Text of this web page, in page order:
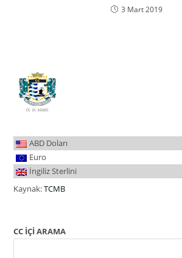
3 Mart 2019
ABD Doları
Euro
İngiliz Sterlini
Kaynak:TCMB
CC İÇİ ARAMA